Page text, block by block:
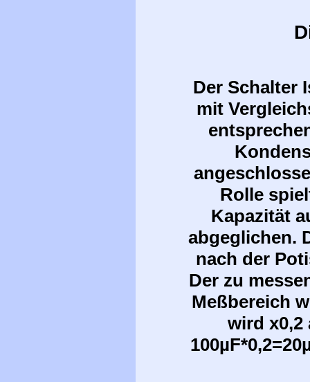
Der Schalter
mit
Rolle
Kapazität
abgeglichen.
nach der
Der zu
Meßbereich
wird x0,2